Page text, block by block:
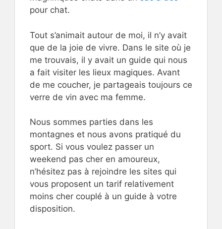
pour chat.
Tout s’animait autour de moi, il n’y avait
que de la joie de vivre. Dans le site où je
me trouvais, il y avait un guide qui nous
a fait visiter les lieux magiques. Avant
de me coucher, je partageais toujours ce
verre de vin avec ma femme.
Nous sommes parties dans les
montagnes et nous avons pratiqué du
sport. Si vous voulez passer un
weekend pas cher en amoureux,
n’hésitez pas à rejoindre les sites qui
vous proposent un tarif relativement
moins cher couplé à un guide à votre
disposition.